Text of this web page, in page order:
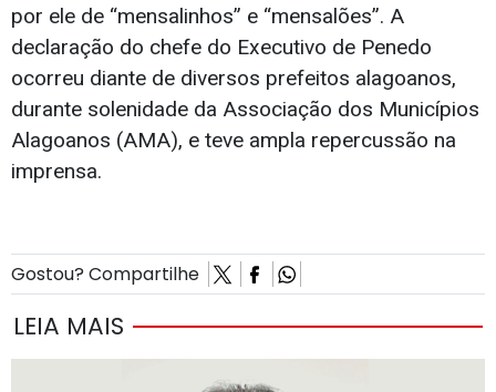
por ele de “mensalinhos” e “mensalões”. A
declaração do chefe do Executivo de Penedo
ocorreu diante de diversos prefeitos alagoanos,
durante solenidade da Associação dos Municípios
Alagoanos (AMA), e teve ampla repercussão na
imprensa.
Gostou? Compartilhe
LEIA MAIS